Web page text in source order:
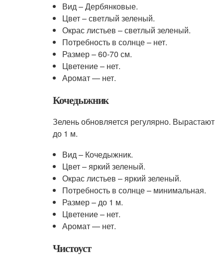
Вид – Дербянковые.
Цвет – светлый зеленый.
Окрас листьев – светлый зеленый.
Потребность в солнце – нет.
Размер – 60-70 см.
Цветение – нет.
Аромат — нет.
Кочедыжник
Зелень обновляется регулярно. Вырастают
до 1 м.
Вид – Кочедыжник.
Цвет – яркий зеленый.
Окрас листьев – яркий зеленый.
Потребность в солнце – минимальная.
Размер – до 1 м.
Цветение – нет.
Аромат — нет.
Чистоуст